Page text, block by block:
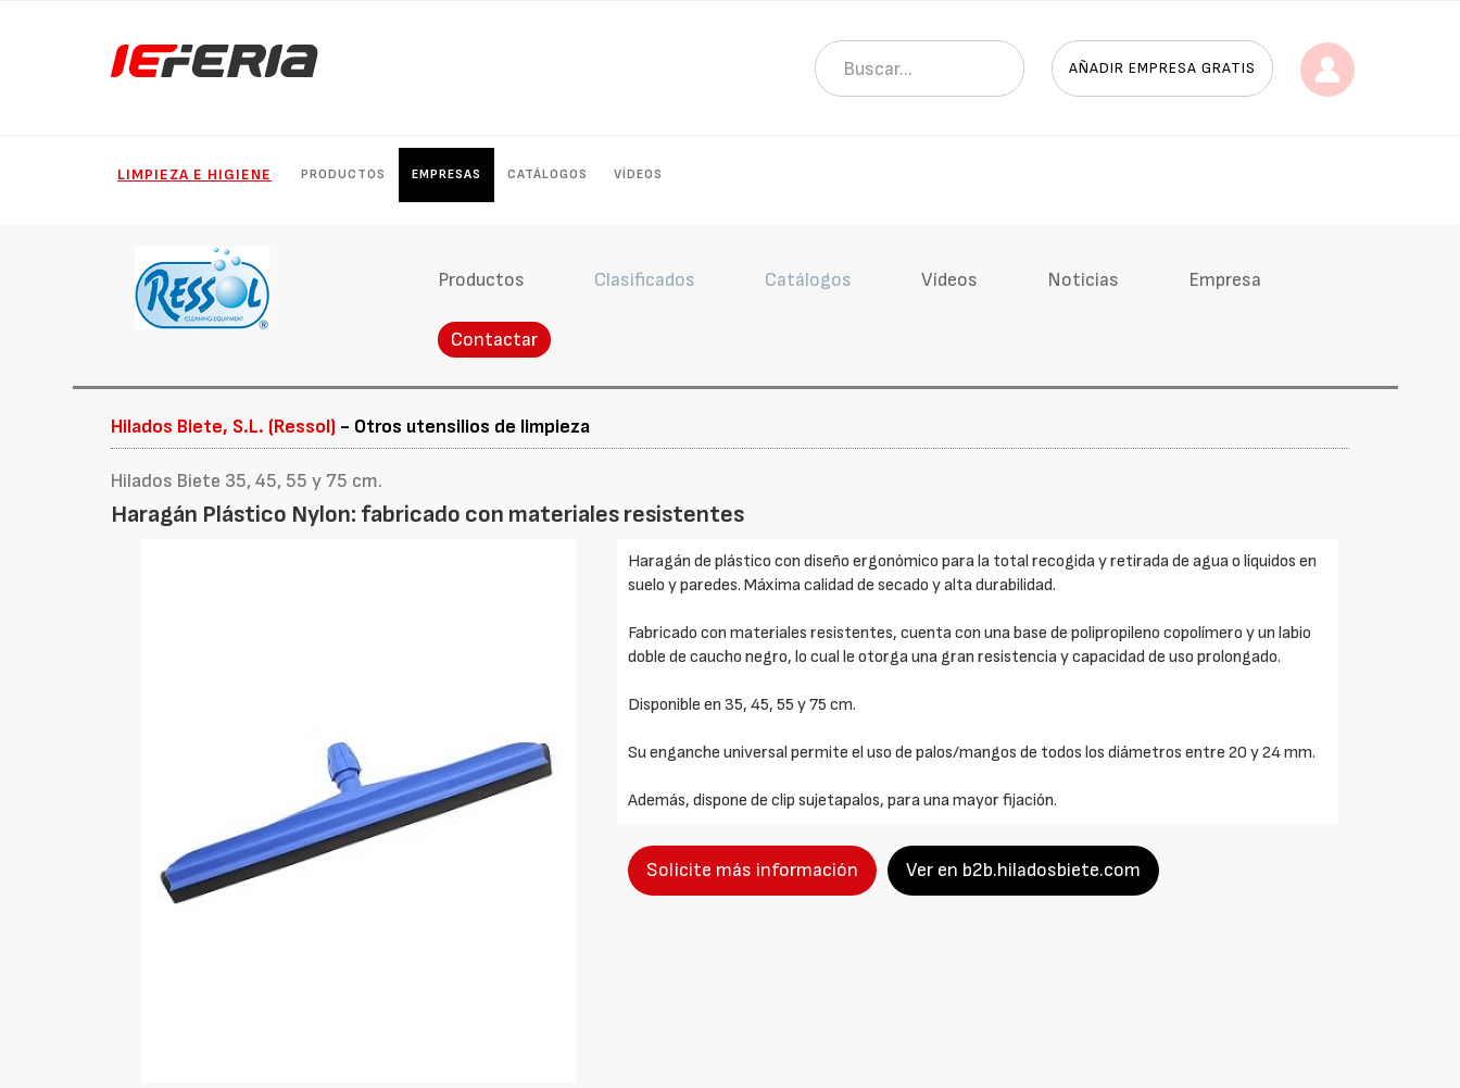
AÑADIR EMPRESA GRATIS
LIMPIEZA E HIGIENE PRODUCTOS EMPRESAS CATÁLOGOS VÍDEOS
Productos Clasificados Catálogos Vídeos Noticias Empresa
Contactar
Hilados Biete, S.L. (Ressol) - Otros utensilios de limpieza
Hilados Biete 35, 45, 55 y 75 cm.
Haragán Plástico Nylon: fabricado con materiales resistentes
Haragán de plástico con diseño ergonómico para la total recogida y retirada de agua o líquidos en
suelo y paredes. Máxima calidad de secado y alta durabilidad.
Fabricado con materiales resistentes, cuenta con una base de polipropileno copolímero y un labio
doble de caucho negro, lo cual le otorga una gran resistencia y capacidad de uso prolongado.
Disponible en 35, 45, 55 y 75 cm.
Su enganche universal permite el uso de palos/mangos de todos los diámetros entre 20 y 24 mm.
Además, dispone de clip sujetapalos, para una mayor fijación.
Solicite más información Ver en b2b.hiladosbiete.com